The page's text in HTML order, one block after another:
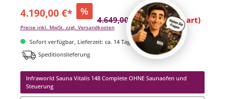
4.190,00 €* %
4.649,00 €* (9.87% gespart)
Preise inkl. MwSt. zzgl. Versandkosten
Sofort verfügbar, Lieferzeit: ca. 14 Tage
Speditionslieferung
Infraworld Sauna Vitalis 148 Complete OHNE Saunaofen und
Steuerung